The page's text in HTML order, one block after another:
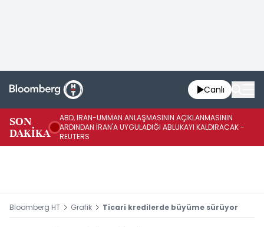
Canlı
SON
DAKİKA
ABD, İRAN-UMMAN ANLAŞMASININ AÇIKLANMASININ
ARDINDAN İRAN'A UYGULADIĞI ABLUKAYI KALDIRACAK -
REUTERS
Bloomberg HT Grafik Ticari kredilerde büyüme sürüyor